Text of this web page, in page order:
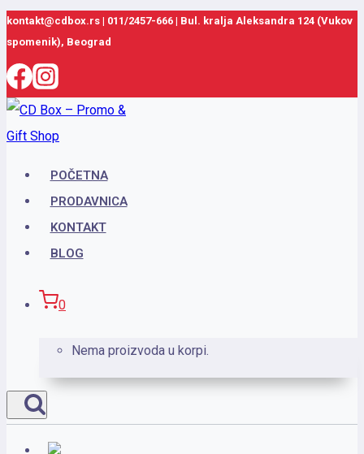
Skip
to
content
kontakt@cdbox.rs | 011/2457-666 | Bul. kralja Aleksandra 124 (Vukov
spomenik), Beograd
POČETNA
PRODAVNICA
KONTAKT
BLOG
0
Nema proizvoda u korpi.